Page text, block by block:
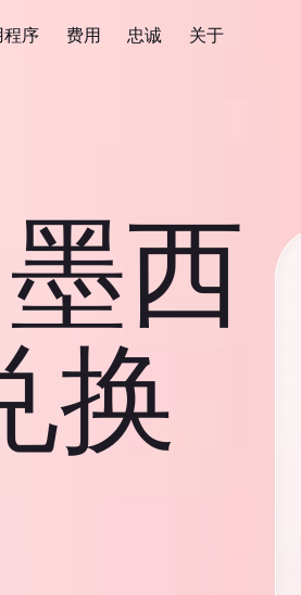
序 费用 忠诚 关于
西
换